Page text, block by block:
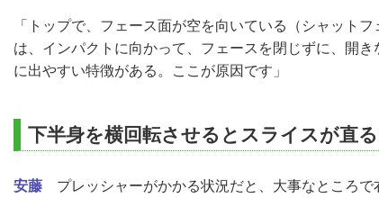
「トップで、フェース面が空を向いている（シャット
は、インパクトに向かって、フェースを閉じずに、開
に出やすい特徴がある。ここが原因です」
下半身を横回転させるとスライスが直
安藤 プレッシャーがかかる状況だと、大事なところで